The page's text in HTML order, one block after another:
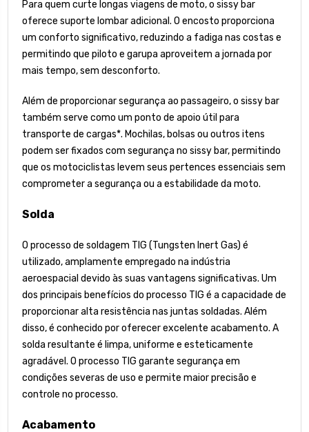
Para quem curte longas viagens de moto, o sissy bar
oferece suporte lombar adicional. O encosto proporciona
um conforto significativo, reduzindo a fadiga nas costas e
permitindo que piloto e garupa aproveitem a jornada por
mais tempo, sem desconforto.
Além de proporcionar segurança ao passageiro, o sissy bar
também serve como um ponto de apoio útil para
transporte de cargas*. Mochilas, bolsas ou outros itens
podem ser fixados com segurança no sissy bar, permitindo
que os motociclistas levem seus pertences essenciais sem
comprometer a segurança ou a estabilidade da moto.
Solda
O processo de soldagem TIG (Tungsten Inert Gas) é
utilizado, amplamente empregado na indústria
aeroespacial devido às suas vantagens significativas. Um
dos principais benefícios do processo TIG é a capacidade de
proporcionar alta resistência nas juntas soldadas. Além
disso, é conhecido por oferecer excelente acabamento. A
solda resultante é limpa, uniforme e esteticamente
agradável. O processo TIG garante segurança em
condições severas de uso e permite maior precisão e
controle no processo.
Acabamento